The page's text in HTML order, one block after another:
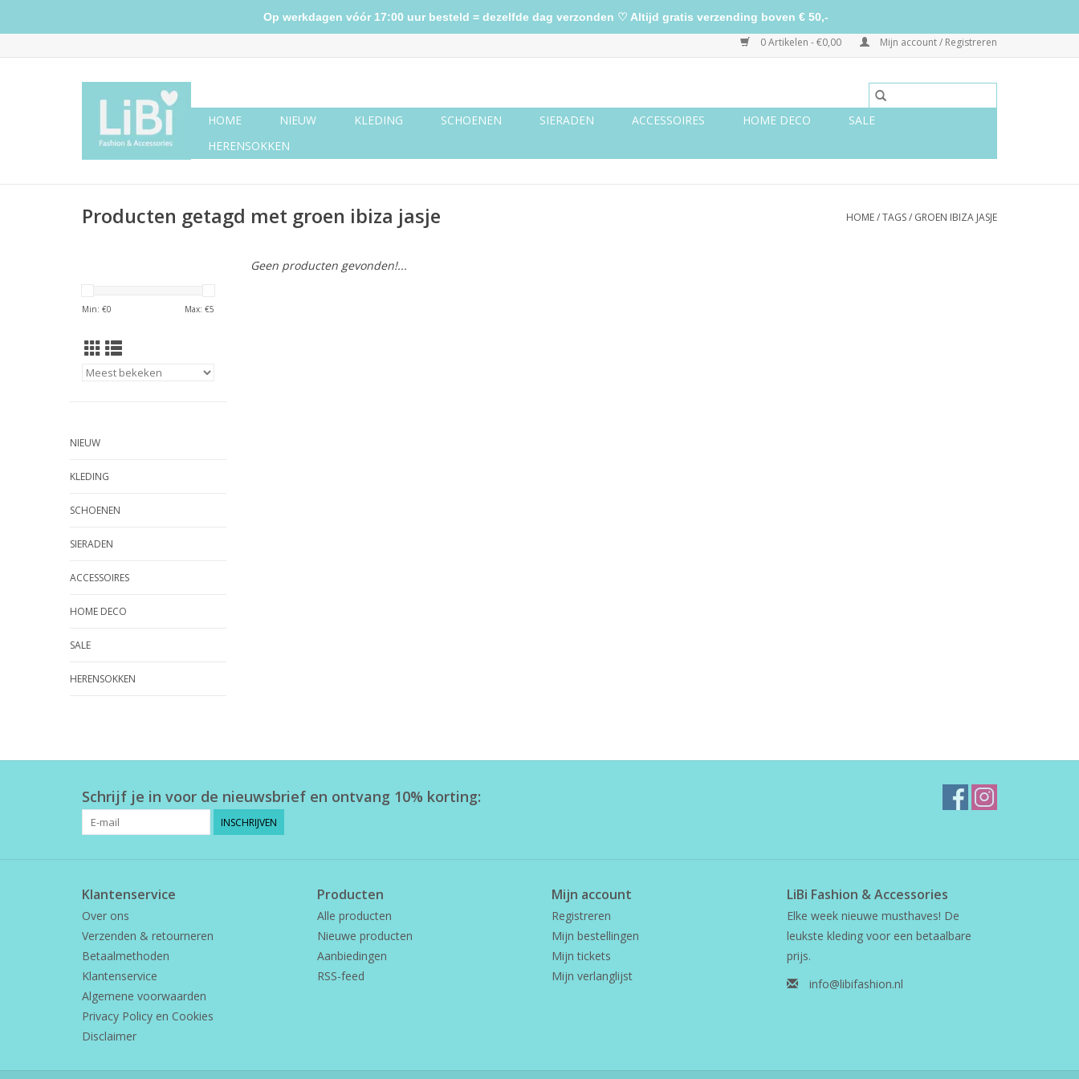
0 Artikelen - €0,00 Mijn account / Registreren
HOME NIEUW KLEDING SCHOENEN SIERADEN ACCESSOIRES HOME DECO
SALE
HERENSOKKEN
Producten getagd met groen ibiza jasje HOME/TAGS/ GROEN IBIZA JASJE
Min: €0 Max: €5
NIEUW
KLEDING
SCHOENEN
SIERADEN
ACCESSOIRES
HOME DECO
SALE
HERENSOKKEN
Geen producten gevonden!...
Schrijf je in voor de nieuwsbrief en ontvang 10% korting:
INSCHRIJVEN
Klantenservice
Over ons
Verzenden & retourneren
Betaalmethoden
Klantenservice
Algemene voorwaarden
Privacy Policy en Cookies
Disclaimer
Producten
Alle producten
Nieuwe producten
Aanbiedingen
RSS-feed
Mijn account
Registreren
Mijn bestellingen
Mijn tickets
Mijn verlanglijst
LiBi Fashion & Accessories
Elke week nieuwe musthaves! De
leukste kleding voor een betaalbare
prijs.
info@libifashion.nl
Op werkdagen vóór 17:00 uur besteld = dezelfde dag verzonden ♡ Altijd gratis verzending boven € 50,-